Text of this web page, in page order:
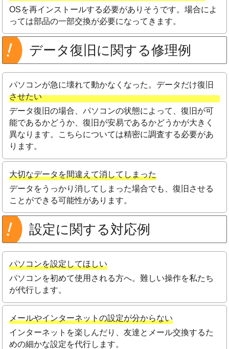
OSを再インストールする必要がありそうです。場合によ
っては部品の一部交換が必要になってきます。
データ復旧に関する修理例
パソコンが急に壊れて動かなくなった。データだけ復旧
させたい
データ復旧の場合、パソコンの状態によって、復旧が可
能であるかどうか、復旧が安易であるかどうかが大きく
異なります。こちらについては精密に調査する必要があ
ります。
大切なデータを間違えて消してしまった
データをうっかり消してしまった場合でも、復旧させる
ことができる可能性があります。
設定に関する対応例
パソコンを設定してほしい
パソコンを初めて使用される方へ。難しい操作を私たち
が代行します。
メールやインターネットの設定が分からない
インターネットを楽しんだり、友達とメール交換するた
めの細かな設定を代行します。